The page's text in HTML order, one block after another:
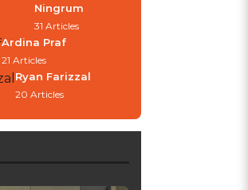
Ningrum
31 Articles
Ardina Praf
21 Articles
Ryan Farizzal
20 Articles